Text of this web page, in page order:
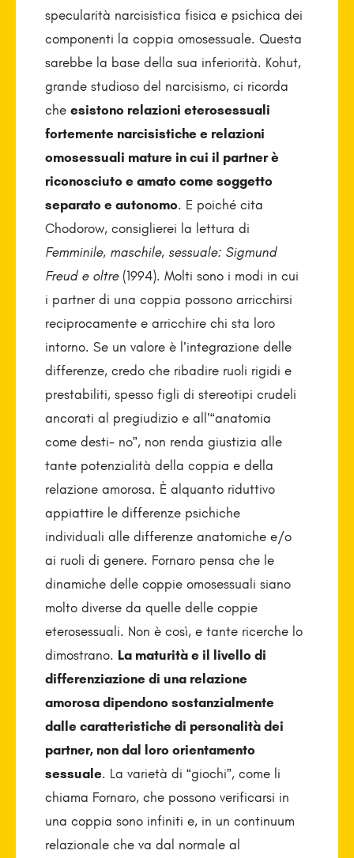
specularità narcisistica fisica e psichica dei
componenti la coppia omosessuale. Questa
sarebbe la base della sua inferiorità. Kohut,
grande studioso del narcisismo, ci ricorda
che esistono relazioni eterosessuali
fortemente narcisistiche e relazioni
omosessuali mature in cui il partner è
riconosciuto e amato come soggetto
separato e autonomo. E poiché cita
Chodorow, consiglierei la lettura di
Femminile, maschile, sessuale: Sigmund
Freud e oltre (1994). Molti sono i modi in cui
i partner di una coppia possono arricchirsi
reciprocamente e arricchire chi sta loro
intorno. Se un valore è l’integrazione delle
differenze, credo che ribadire ruoli rigidi e
prestabiliti, spesso figli di stereotipi crudeli
ancorati al pregiudizio e all’“anatomia
come desti- no”, non renda giustizia alle
tante potenzialità della coppia e della
relazione amorosa. È alquanto riduttivo
appiattire le differenze psichiche
individuali alle differenze anatomiche e/o
ai ruoli di genere. Fornaro pensa che le
dinamiche delle coppie omosessuali siano
molto diverse da quelle delle coppie
eterosessuali. Non è così, e tante ricerche lo
dimostrano. La maturità e il livello di
differenziazione di una relazione
amorosa dipendono sostanzialmente
dalle caratteristiche di personalità dei
partner, non dal loro orientamento
sessuale. La varietà di “giochi”, come li
chiama Fornaro, che possono verificarsi in
una coppia sono infiniti e, in un continuum
relazionale che va dal normale al